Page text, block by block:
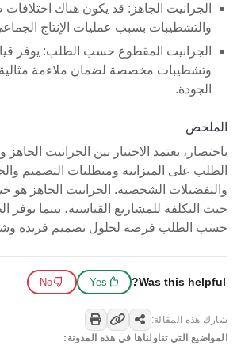
الجرانيت الجاهز: قد يكون هناك اختلافات
والتشطيبات بسبب عمليات الإنتاج
الجرانيت المقطوع حسب الطلب: يوفر
وتشطيبات مخصصة لضمان ملاءمة مثالية
الجودة.
الملخص
باختصار، يعتمد الاختيار بين الجرانيت
الطلب على الميزانية ومتطلبات التصميم
والتفضيلات الشخصية. الجرانيت الجاهز هو
حيث التكلفة للمشاريع القياسية، بينما يوفر
حسب الطلب فرصة لحلول تصميم فريدة
Was this helpful?
Yes
No
شارك هذه المقالة:
المواضيع التي تناولناها في هذه المدونة: